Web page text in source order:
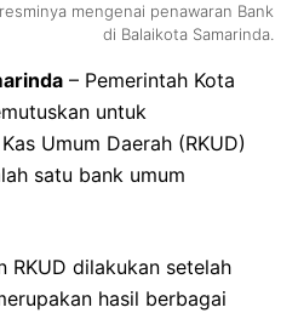
mengenai penawaran Bank
di Balaikota Samarinda.
– Pemerintah Kota
untuk
Umum Daerah (RKUD)
satu bank umum
RKUD dilakukan setelah
hasil berbagai